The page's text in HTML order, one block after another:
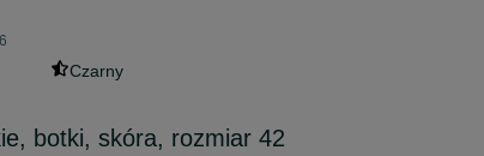
Czarny
botki, skóra, rozmiar 42